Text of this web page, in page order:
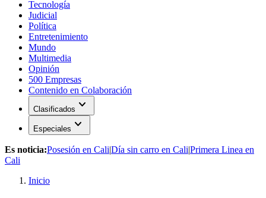
Tecnología
Judicial
Política
Entretenimiento
Mundo
Multimedia
Opinión
500 Empresas
Contenido en Colaboración
Clasificados expand_more
Especiales expand_more
Es noticia:Posesión en Cali|Día sin carro en Cali|Primera Linea en
Cali
Inicio